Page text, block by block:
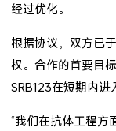
经过优化。
根据协议，双方已
权。合作的首要目
SRB123在短期内进
“我们在抗体工程方